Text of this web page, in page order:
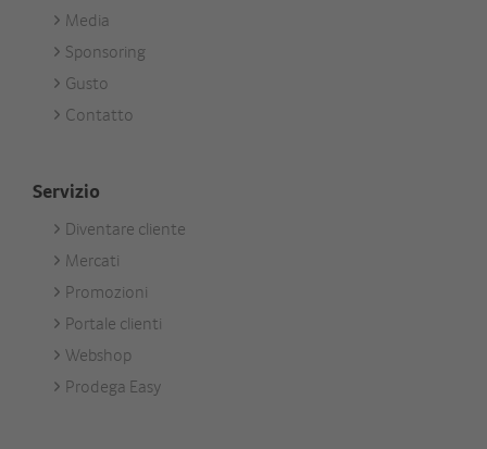
Media
Sponsoring
Gusto
Contatto
Servizio
Footer
Services
Diventare cliente
Mercati
Promozioni
Portale clienti
Webshop
Prodega Easy